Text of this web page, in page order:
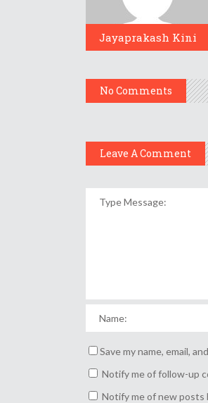
Jayaprakash Kini
No Comments
Leave A Comment
Save my name, email,
Notify me of follow-up
Notify me of new posts